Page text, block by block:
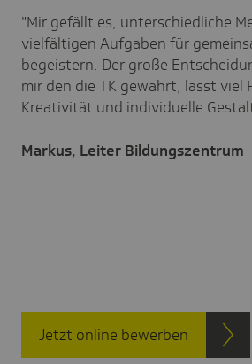
"Mir gefällt es, unterschiedliche
vielfältigen Aufgaben für
begeistern. Der große
mir den die TK gewährt, lässt viel
Kreativität und individuelle
Markus, Leiter Bildungszentrum
Jetzt online bewerben